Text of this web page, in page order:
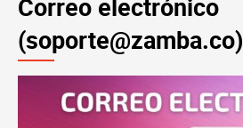
(soporte@zamba.co)